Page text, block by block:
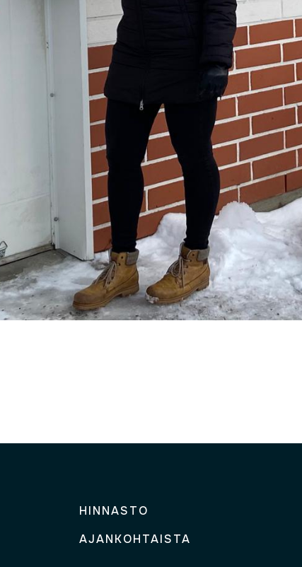
HINNASTO
AJANKOHTAISTA